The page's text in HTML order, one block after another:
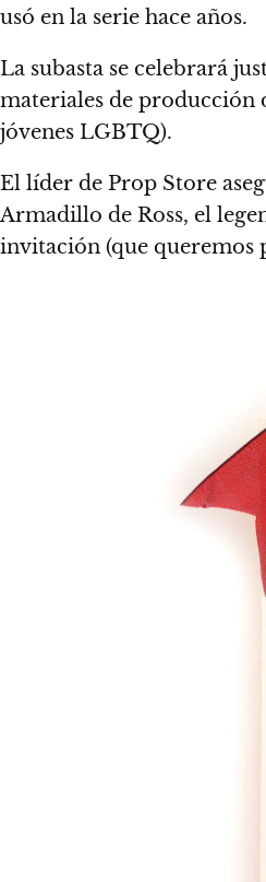
usó en la serie hace años.
La subasta se celebrará
materiales de producción
jóvenes LGBTQ).
El líder de Prop Store
Armadillo de Ross, el
invitación (que queremos